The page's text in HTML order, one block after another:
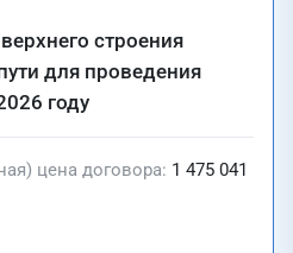
строения
для проведения
году
цена договора 1 475 041